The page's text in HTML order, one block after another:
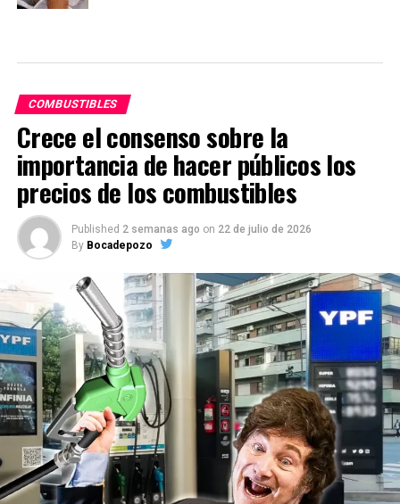
COMBUSTIBLES
Crece el consenso sobre la
importancia de hacer públicos los
precios de los combustibles
Published 2 semanas ago on 22 de julio de 2026
By Bocadepozo